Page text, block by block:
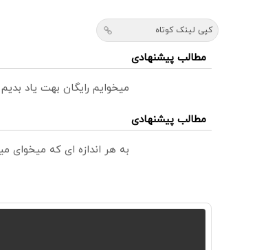
کپی لینک کوتاه
مطالب پیشنهادی
میخوایم رایگان بهت یاد
مطالب پیشنهادی
به هر اندازه ای که میخوای